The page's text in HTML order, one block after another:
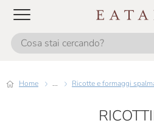
Home ... Ricotte e formaggi